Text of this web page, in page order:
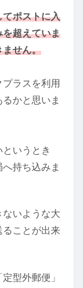
てポストに入
を超えていま
ません。
ラスを利用
かと思いま
いうとき
持ち込みま
ないような大
ることが出来
型外郵便」